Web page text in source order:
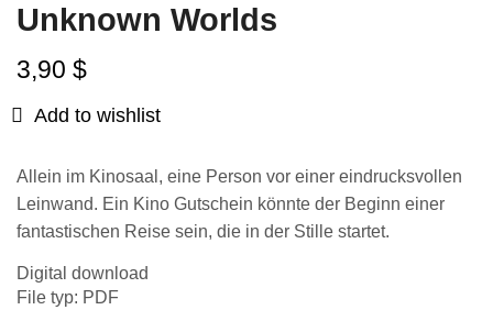
Unknown Worlds
3,90 $
Add to wishlist
Allein im Kinosaal, eine Person vor einer eindrucksvollen
Leinwand. Ein Kino Gutschein könnte der Beginn einer
fantastischen Reise sein, die in der Stille startet.
Digital download
File typ: PDF